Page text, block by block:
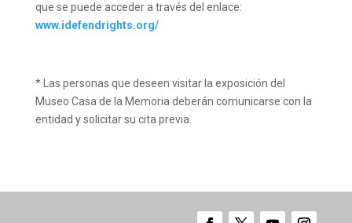
que se puede acceder a través del enlace:
www.idefendrights.org/
* Las personas que deseen visitar la exposición del
Museo Casa de la Memoria deberán comunicarse con la
entidad y solicitar su cita previa.